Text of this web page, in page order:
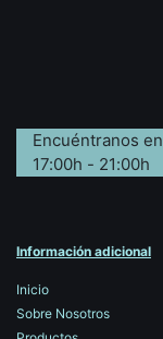
Encuéntranos
17:00h - 21:00h
Información adicional
Inicio
Sobre Nosotros